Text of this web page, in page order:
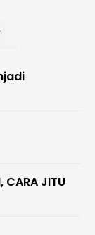
CARA JITU